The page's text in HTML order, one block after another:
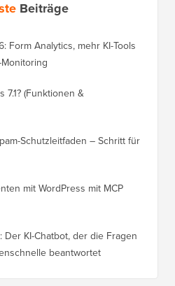
Beiträge
Form Analytics, mehr KI-Tools
7.1? (Funktionen &
Schutzleitfaden – Schritt für
mit WordPress mit MCP
KI-Chatbot, der die Fragen
beantwortet